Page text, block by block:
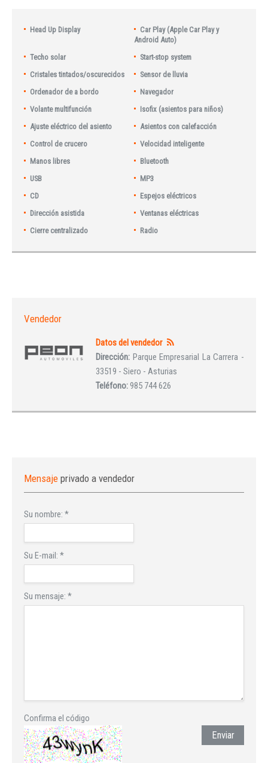
Head Up Display
Car Play (Apple Car Play y
Android Auto)
Techo solar
Start-stop system
Cristales tintados/oscurecidos
Sensor de lluvia
Ordenador de a bordo
Navegador
Volante multifunción
Isofix (asientos para niños)
Ajuste eléctrico del asiento
Asientos con calefacción
Control de crucero
Velocidad inteligente
Manos libres
Bluetooth
USB
MP3
CD
Espejos eléctricos
Dirección asistida
Ventanas eléctricas
Cierre centralizado
Radio
Vendedor
Datos del vendedor
Dirección: Parque Empresarial La Carrera -
33519 - Siero - Asturias
Teléfono:985 744 626
Mensaje privado a vendedor
Su nombre: *
Su E-mail: *
Su mensaje: *
Confirma el código
Enviar